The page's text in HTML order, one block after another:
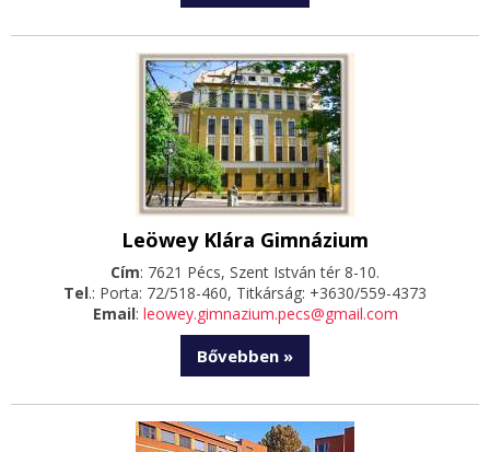
Leöwey Klára Gimnázium
Cím: 7621 Pécs, Szent István tér 8-10.
Tel.: Porta: 72/518-460, Titkárság: +3630/559-4373
Email: leowey.gimnazium.pecs@gmail.com
Bővebben »